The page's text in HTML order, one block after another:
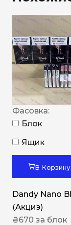
Фасовка:
Блок
Ящик
В Корзину
Dandy Nano
(Акциз)
₴670 за блок